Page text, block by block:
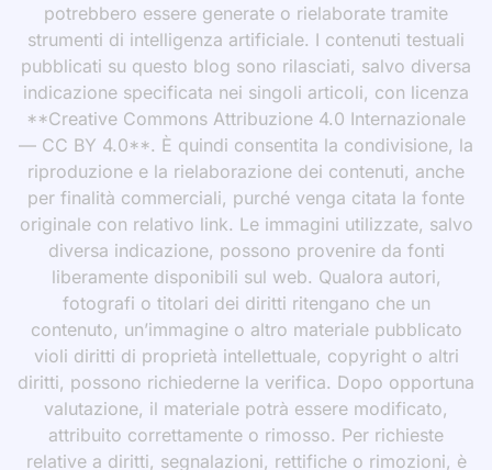
potrebbero essere generate o rielaborate tramite
strumenti di intelligenza artificiale. I contenuti testuali
pubblicati su questo blog sono rilasciati, salvo diversa
indicazione specificata nei singoli articoli, con licenza
**Creative Commons Attribuzione 4.0 Internazionale
— CC BY 4.0**. È quindi consentita la condivisione, la
riproduzione e la rielaborazione dei contenuti, anche
per finalità commerciali, purché venga citata la fonte
originale con relativo link. Le immagini utilizzate, salvo
diversa indicazione, possono provenire da fonti
liberamente disponibili sul web. Qualora autori,
fotografi o titolari dei diritti ritengano che un
contenuto, un’immagine o altro materiale pubblicato
violi diritti di proprietà intellettuale, copyright o altri
diritti, possono richiederne la verifica. Dopo opportuna
valutazione, il materiale potrà essere modificato,
attribuito correttamente o rimosso. Per richieste
relative a diritti, segnalazioni, rettifiche o rimozioni, è